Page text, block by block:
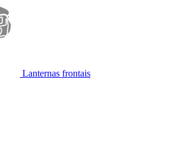
Lanternas frontais